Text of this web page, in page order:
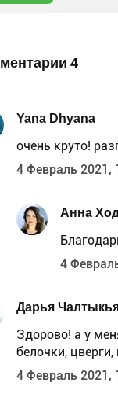
4
Yana Dhyana
очень круто!
4 Февраль 2021,
Анна
4
Дарья
Здорово! а у
белочки,
4 Февраль 2021,